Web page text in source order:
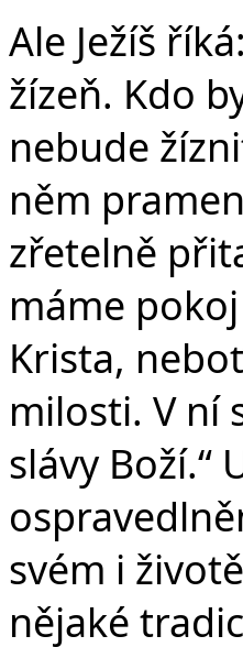
Ale Ježíš
žízeň. Kdo
nebude
něm
zřetelně
máme
Krista,
milosti. V ní
slávy Boží.“
svém i
nějaké